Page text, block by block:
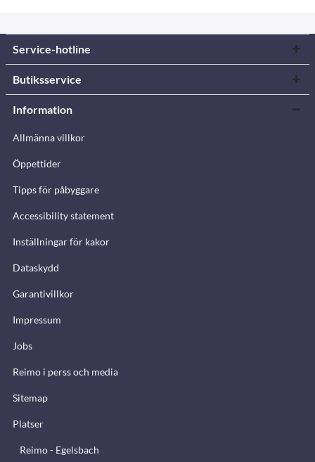
Service-hotline
Butiksservice
Information
Allmänna villkor
Öppettider
Tipps för påbyggare
Accessibility statement
Inställningar för kakor
Dataskydd
Garantivillkor
Impressum
Jobs
Reimo i perss och media
Sitemap
Platser
Reimo - Egelsbach